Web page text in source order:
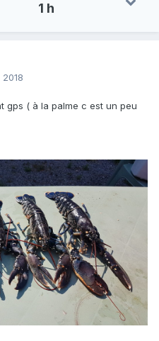
1 h
gps ( à la palme c est un peu